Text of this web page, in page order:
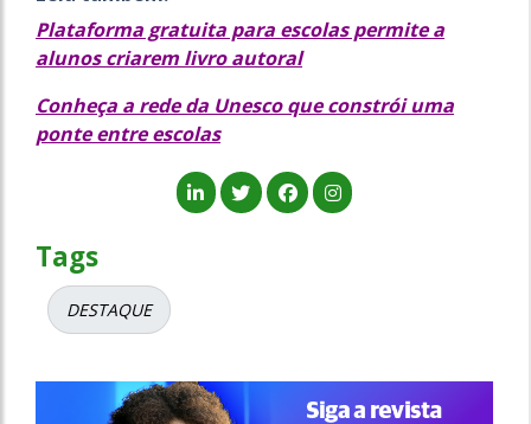
Plataforma gratuita para escolas permite a
alunos criarem livro autoral
Conheça a rede da Unesco que constrói uma
ponte entre escolas
Tags
DESTAQUE